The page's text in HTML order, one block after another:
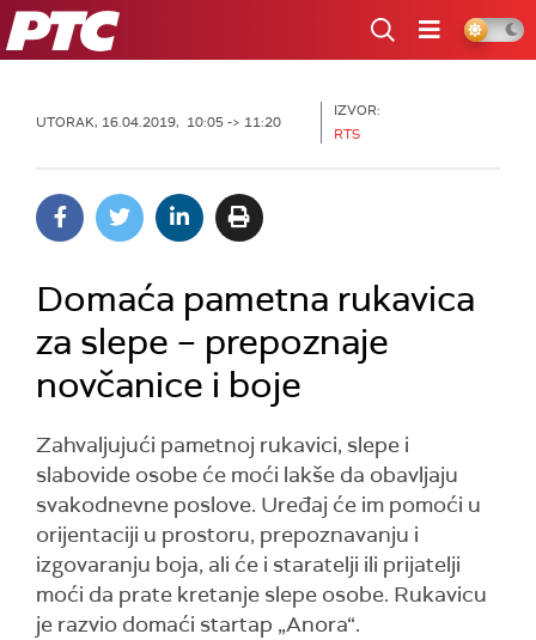
RTS
UTORAK, 16.04.2019, 10:05 -> 11:20
IZVOR:
RTS
Domaća pametna rukavica
za slepe – prepoznaje
novčanice i boje
Zahvaljujući pametnoj rukavici, slepe i
slabovide osobe će moći lakše da obavljaju
svakodnevne poslove. Uređaj će im pomoći u
orijentaciji u prostoru, prepoznavanju i
izgovaranju boja, ali će i staratelji ili prijatelji
moći da prate kretanje slepe osobe. Rukavicu
je razvio domaći startap „Anora“.